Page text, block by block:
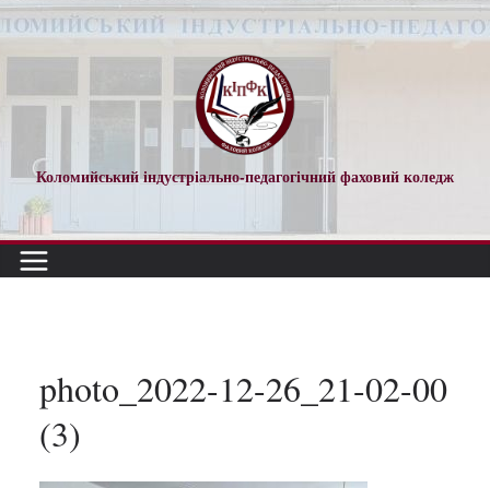
Перейти
до
Коломийський індустріально-педагогічний фаховий коледж
photo_2022-12-26_21-02-00
(3)